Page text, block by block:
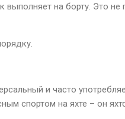
выполняет на борту. Это
и часто
спортом на яхте – он